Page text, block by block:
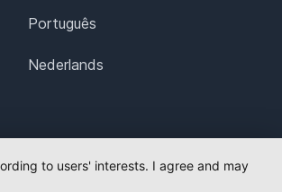
Português
Nederlands
to users' interests. I agree and may